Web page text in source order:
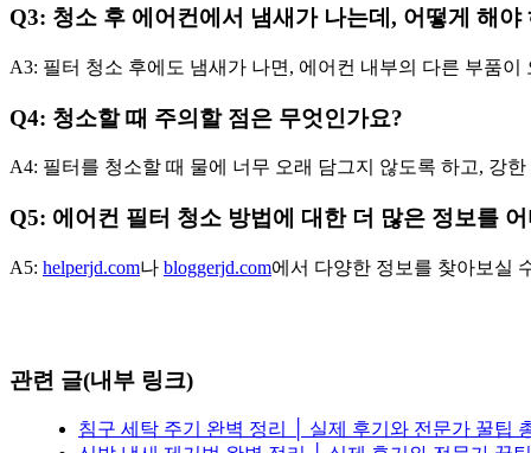
Q3: 청소 후 에어컨에서 냄새가 나는데, 어떻게 해야
A3: 필터 청소 후에도 냄새가 나면, 에어컨 내부의 다른 부품
Q4: 청소할 때 주의할 점은 무엇인가요?
A4: 필터를 청소할 때 물에 너무 오래 담그지 않도록 하고, 강
Q5: 에어컨 필터 청소 방법에 대한 더 많은 정보를
A5: helperjd.com나 bloggerjd.com에서 다양한 정보를 찾아보실
관련 글(내부 링크)
침구 세탁 주기 완벽 정리 │ 실제 후기와 전문가 꿀팁